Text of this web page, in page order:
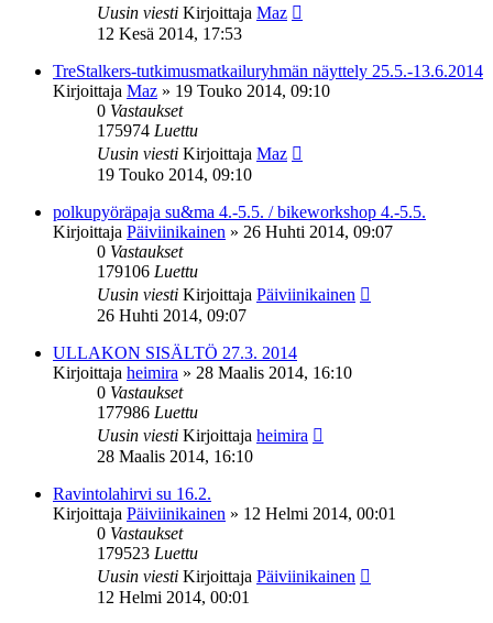
Uusin viesti Kirjoittaja Maz
12 Kesä 2014, 17:53
TreStalkers-tutkimusmatkailuryhmän näyttely 25.5.-13.6.2014
Kirjoittaja Maz » 19 Touko 2014, 09:10
0 Vastaukset
175974 Luettu
Uusin viesti Kirjoittaja Maz
19 Touko 2014, 09:10
polkupyöräpaja su&ma 4.-5.5. / bikeworkshop 4.-5.5.
Kirjoittaja Päiviinikainen » 26 Huhti 2014, 09:07
0 Vastaukset
179106 Luettu
Uusin viesti Kirjoittaja Päiviinikainen
26 Huhti 2014, 09:07
ULLAKON SISÄLTÖ 27.3. 2014
Kirjoittaja heimira » 28 Maalis 2014, 16:10
0 Vastaukset
177986 Luettu
Uusin viesti Kirjoittaja heimira
28 Maalis 2014, 16:10
Ravintolahirvi su 16.2.
Kirjoittaja Päiviinikainen » 12 Helmi 2014, 00:01
0 Vastaukset
179523 Luettu
Uusin viesti Kirjoittaja Päiviinikainen
12 Helmi 2014, 00:01